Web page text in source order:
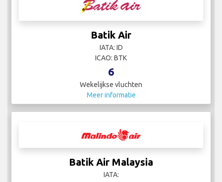
Batik Air
IATA: ID
ICAO: BTK
6
Wekelijkse vluchten
Meer informatie
Batik Air Malaysia
IATA: